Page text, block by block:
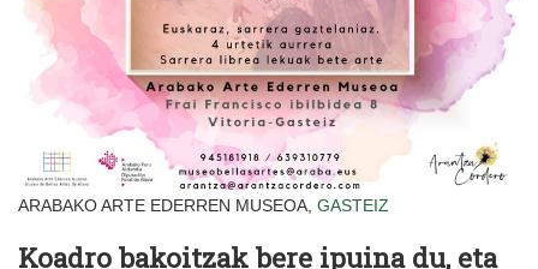
ARABAKO ARTE EDERREN MUSEOA, GASTEIZ
Koadro bakoitzak bere ipuina du, eta